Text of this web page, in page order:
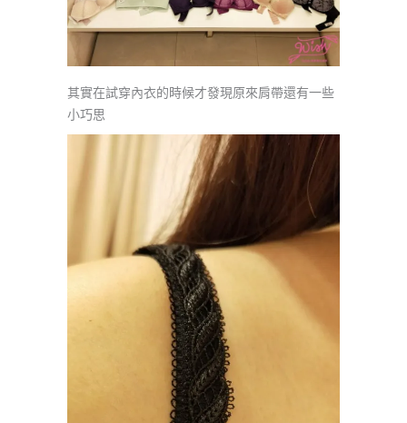
其實在試穿內衣的時候才發現原來肩帶還有一些
小巧思